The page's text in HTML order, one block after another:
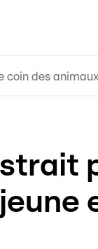
coin des animaux